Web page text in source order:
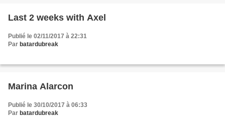
Last 2 weeks with Axel
Publié le 02/11/2017 à 22:31
Par batardubreak
Marina Alarcon
Publié le 30/10/2017 à 06:33
Par batardubreak